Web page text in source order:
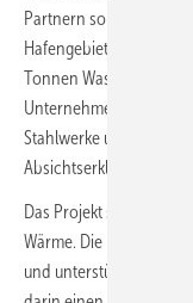
Partnern soll ein
Hafengebiet entstehen.
Tonnen Wasserstoff
Unternehmen der
Stahlwerke und die
Absichtserklärungen
Das Projekt setzt auf
Wärme. Die
und unterstützt das